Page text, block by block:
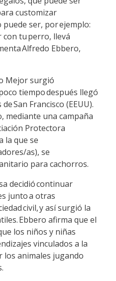
customizar
ser, por ejemplo:
con tu perro, llevá
Alfredo Ebbero,
Mejor surgió
tiempo después llegó
San Francisco (EEUU).
mediante una campaña
Protectora
la que se
as), se
para cachorros.
decidió continuar
junto a otras
civil, y así surgió la
Ebbero afirma que el
los niños y niñas
vinculados a la
los animales jugando